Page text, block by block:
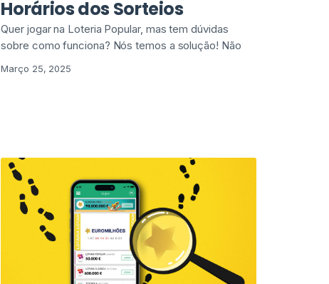
Horários dos Sorteios
Quer jogar na Loteria Popular, mas tem dúvidas
sobre como funciona? Nós temos a solução! Não
Março 25, 2025